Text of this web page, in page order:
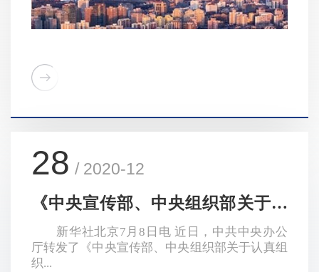
28 / 2020-12
《中央宣传部、中央组织部关于认
真组织学习〈习近平谈治国理...
新华社北京7月8日电 近日，中共中央办公
厅转发了《中央宣传部、中央组织部关于认真组
织...